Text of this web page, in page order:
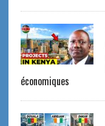
économiques